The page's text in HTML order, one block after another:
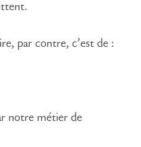
par contre, c’est de :
notre métier de